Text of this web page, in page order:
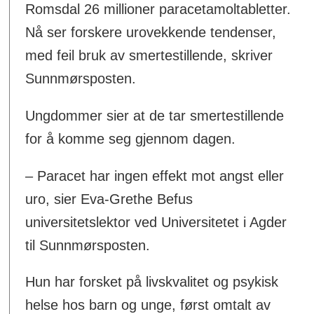
Romsdal 26 millioner paracetamoltabletter.
Nå ser forskere urovekkende tendenser,
med feil bruk av smertestillende, skriver
Sunnmørsposten.
Ungdommer sier at de tar smertestillende
for å komme seg gjennom dagen.
– Paracet har ingen effekt mot angst eller
uro, sier Eva-Grethe Befus
universitetslektor ved Universitetet i Agder
til Sunnmørsposten.
Hun har forsket på livskvalitet og psykisk
helse hos barn og unge, først omtalt av